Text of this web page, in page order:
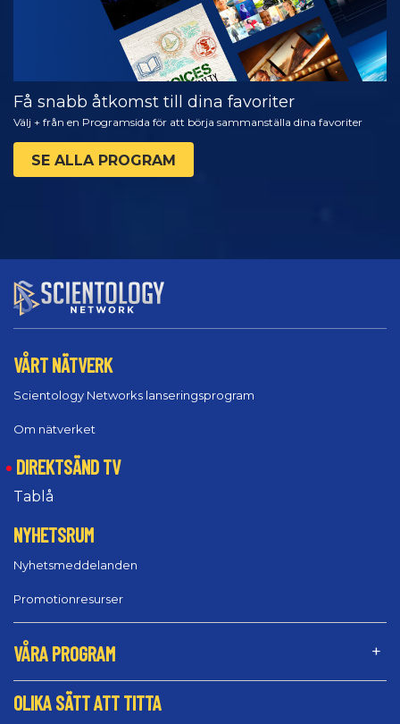
Få snabb åtkomst till dina favoriter
Välj + från en Programsida för att börja sammanställa dina favoriter
SE ALLA PROGRAM
VÅRT NÄTVERK
Scientology Networks lanseringsprogram
Om nätverket
DIREKTSÄND TV
Tablå
NYHETSRUM
Nyhetsmeddelanden
Promotionresurser
VÅRA PROGRAM
OLIKA SÄTT ATT TITTA